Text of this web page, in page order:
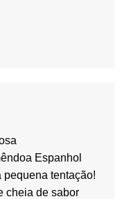
Espanhol
pequena tentação!
cheia de sabor